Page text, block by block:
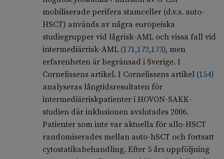
mobiliserade perifera stamceller (d.v.s. auto-
HSCT) används av några europeiska
studiegrupper vid lågrisk-AML och vissa fall vid
intermediärrisk-AML (171,172,173), men
erfarenheten är begränsad i Sverige. I
Cornelissens artikel. I Cornelissens artikel (154)
analyseras långtidsresultaten för
intermediärriskpatienter i HOVON-SAKK-
studien där inklusionen avslutades 2006.
Patienter som inte var aktuella för allo-HSCT
randomiserades mellan auto-hSCT och fortsatt
cytostatikabehandling. Efter 5 års uppföljning